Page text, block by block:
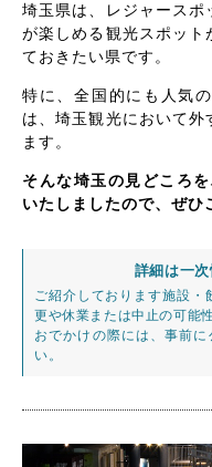
埼玉県は、レジャース
が楽しめる観光スポッ
ておきたい県です。
特に、全国的にも人気
は、埼玉観光において
ます。
そんな埼玉の見どころ
いたしましたので、ぜひ
詳細は一
ご紹介しております施設・
更や休業または中止の可能
おでかけの際には、事前
い。